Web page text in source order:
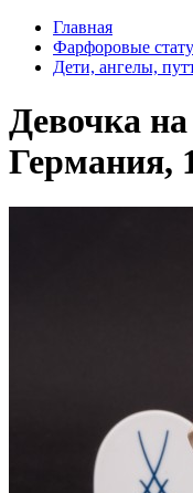
Главная
Фарфоровые
Дети, ангелы,
Девочка на
Германия,